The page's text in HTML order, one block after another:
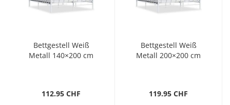
Bettgestell Weiß
Metall 140×200 cm
112.95 CHF
Bettgestell Weiß
Metall 200×200 cm
119.95 CHF